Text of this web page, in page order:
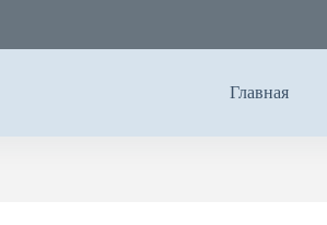
Главная